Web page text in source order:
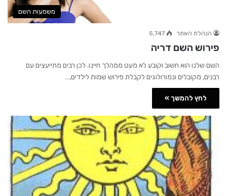
משמעות השם
הנהלת האתר 5,747
פירוש השם דריה
השם שלנו הוא חשוב וקובע לא מעט ממהלך חיינו. לכן רבים מתייעצים עם
רבנים, מקובלים ונמורולוגים לקבלת פירוש שמות לילדים,…
לחץ להמשך »